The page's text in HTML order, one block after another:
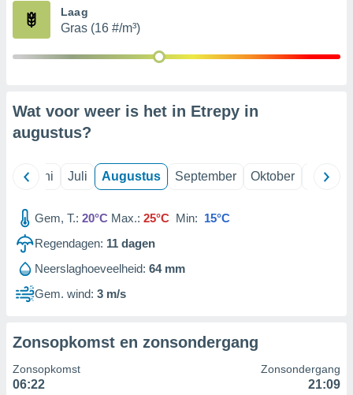
partners
Laag
Gras (16 #/m³)
Wat voor weer is het in Etrepy in
augustus?
Juni Juli Augustus September Oktober
Gem, T.: 20°C Max.: 25°C Min: 15°C
Regendagen: 11 dagen
Neerslaghoeveelheid: 64 mm
Gem. wind: 3 m/s
Zonsopkomst en zonsondergang
Zonsopkomst
06:22
Zonsondergang
21:09